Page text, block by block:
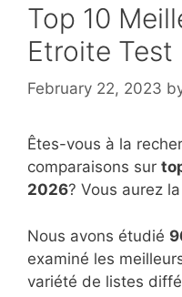
Top 10
Etroite
February 22, 2023
Êtes-vous à la
comparaisons sur
2026? Vous aurez
Nous avons étudié
examiné les
variété de listes